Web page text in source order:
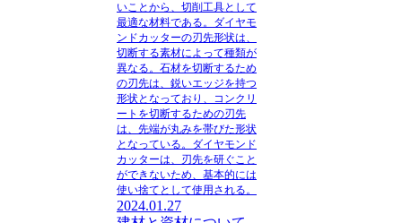
いことから、切削工具として
最適な材料である。ダイヤモ
ンドカッターの刃先形状は、
切断する素材によって種類が
異なる。石材を切断するため
の刃先は、鋭いエッジを持つ
形状となっており、コンクリ
ートを切断するための刃先
は、先端が丸みを帯びた形状
となっている。ダイヤモンド
カッターは、 刃先を研ぐこと
ができないため、基本的には
使い捨てとして使用される。
2024.01.27